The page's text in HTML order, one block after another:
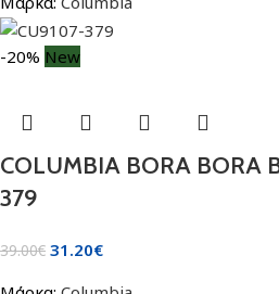
-20% New
COLUMBIA BORA BORA
379
39.00€ 31.20€